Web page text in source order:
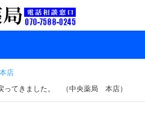
本店
ってきました。 （中央薬局 本店）